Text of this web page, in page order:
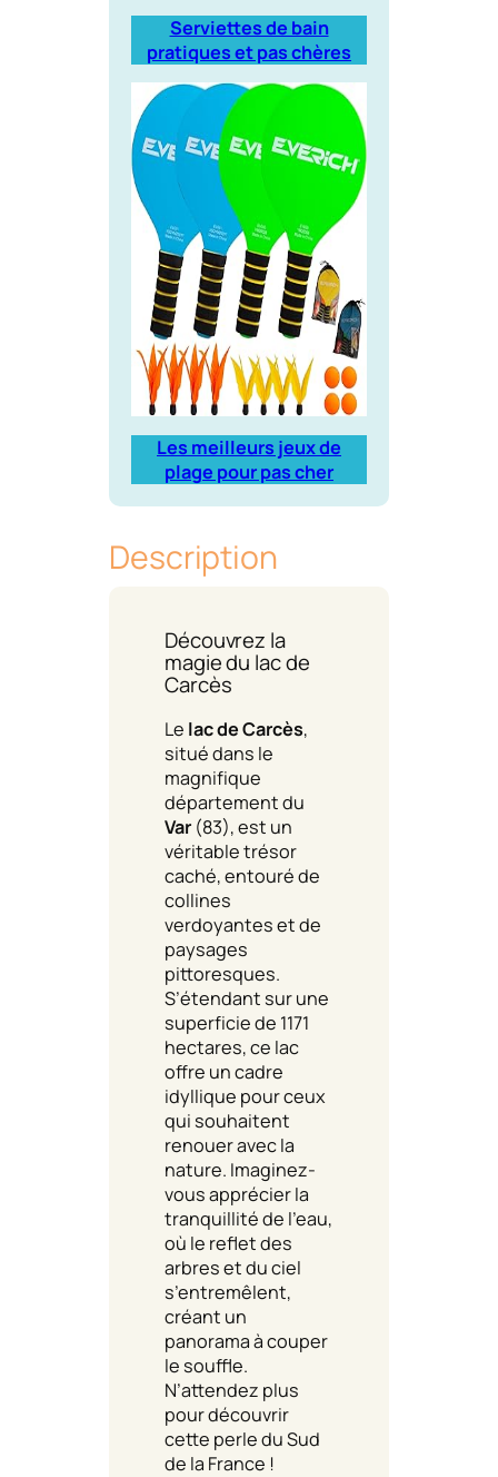
Serviettes de bain
pratiques et pas chères
Les meilleurs jeux de
plage pour pas cher
Description
Découvrez la
magie du lac de
Carcès
Le lac de Carcès,
situé dans le
magnifique
département du
Var (83), est un
véritable trésor
caché, entouré de
collines
verdoyantes et de
paysages
pittoresques.
S’étendant sur une
superficie de 1171
hectares, ce lac
offre un cadre
idyllique pour ceux
qui souhaitent
renouer avec la
nature. Imaginez-
vous apprécier la
tranquillité de l’eau,
où le reflet des
arbres et du ciel
s’entremêlent,
créant un
panorama à couper
le souffle.
N’attendez plus
pour découvrir
cette perle du Sud
de la France !